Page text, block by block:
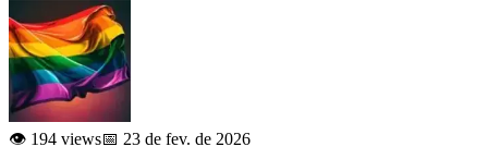
👁️ 194 views📅 23 de fev. de 2026